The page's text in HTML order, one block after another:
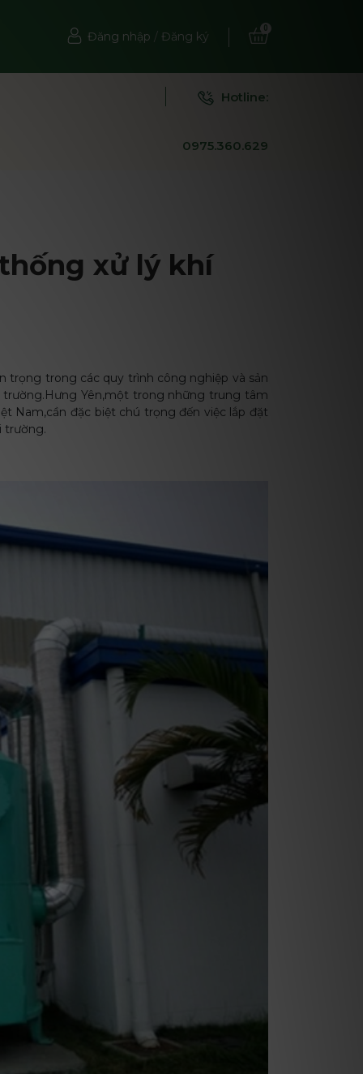
Đăng nhập / Đăng ký
0
Hotline:
0975.360.629
xử lý khí
trọng trong các quy trình công nghiệp và sản
Yên,một trong những trung tâm
Nam,cần đặc biệt chú trọng đến việc lắp đặt
trường.